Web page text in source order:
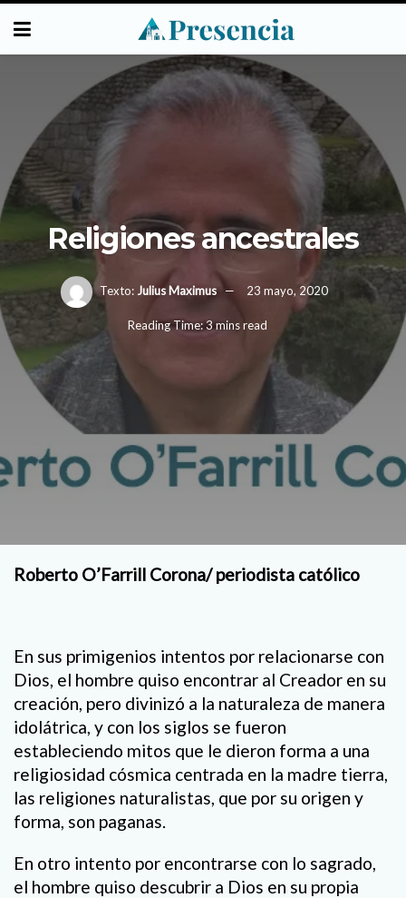
Religiones ancestrales
Texto: Julius Maximus 23 mayo, 2020
Reading Time: 3 mins read
Roberto O’Farrill Corona/ periodista católico
En sus primigenios intentos por relacionarse con
Dios, el hombre quiso encontrar al Creador en su
creación, pero divinizó a la naturaleza de manera
idolátrica, y con los siglos se fueron
estableciendo mitos que le dieron forma a una
religiosidad cósmica centrada en la madre tierra,
las religiones naturalistas, que por su origen y
forma, son paganas.
En otro intento por encontrarse con lo sagrado,
el hombre quiso descubrir a Dios en su propia